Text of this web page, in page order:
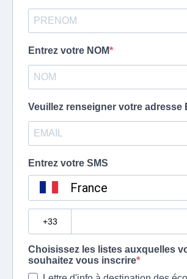
Entrez votre NOM
Veuillez renseigner votre adresse
Entrez votre SMS
France
Choisissez les listes auxquelles
souhaitez vous inscrire